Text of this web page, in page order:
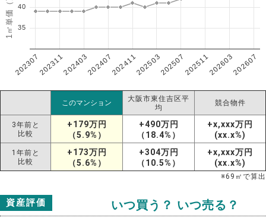
202307202311202403202407202411202503202507202511202603202607
35
40
このマンション
大阪市東住吉区平
均
競合物件
3年前と
比較
+179万円
（5.9%）
+490万円
（18.4%）
+x,xxx万円
(xx.x%)
1年前と
比較
+173万円
（5.6%）
+304万円
（10.5%）
+x,xxx万円
(xx.x%)
※69 ㎡で算出
資産評価 いつ買う？ いつ売る？